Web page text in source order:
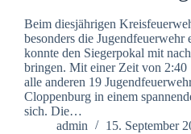
Beim diesjährigen
besonders die Jugendfeuerwehr
konnte den Siegerpokal mit
bringen. Mit einer Zeit von
alle anderen 19
Cloppenburg in einem
sich. Die…
admin
15. September